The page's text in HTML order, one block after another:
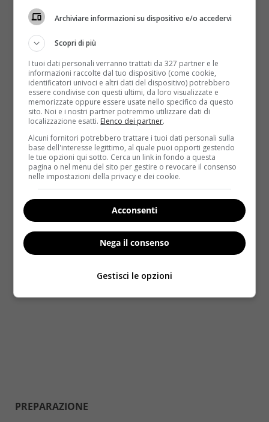
Zucchero
Vaniglia
PREPARAZIONE
Archiviare informazioni su dispositivo e/o accedervi
Scopri di più
I tuoi dati personali verranno trattati da 327 partner e le
informazioni raccolte dal tuo dispositivo (come cookie,
identificatori univoci e altri dati del dispositivo) potrebbero
essere condivise con questi ultimi, da loro visualizzate e
memorizzate oppure essere usate nello specifico da questo
sito. Noi e i nostri partner potremmo utilizzare dati di
localizzazione esatti. Elenco dei partner.
Alcuni fornitori potrebbero trattare i tuoi dati personali sulla
base dell'interesse legittimo, al quale puoi opporti gestendo
le tue opzioni qui sotto. Cerca un link in fondo a questa
pagina o nel menu del sito per gestire o revocare il consenso
nelle impostazioni della privacy e dei cookie.
Acconsenti
Nega il consenso
Gestisci le opzioni